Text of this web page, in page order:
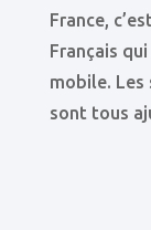
France,
Français
mobile. Les
sont tous